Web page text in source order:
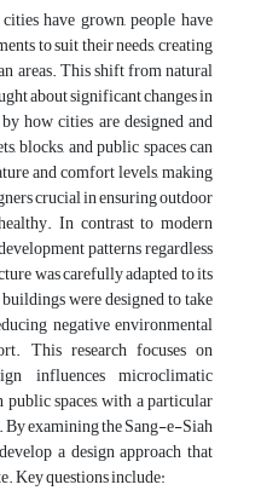
have grown, people have
to suit their needs, creating
areas. This shift from natural
about significant changes in
how cities are designed and
blocks, and public spaces can
and comfort levels, making
crucial in ensuring outdoor
In contrast to modern
patterns regardless
was carefully adapted to its
were designed to take
negative environmental
This research focuses on
influences microclimatic
spaces, with a particular
examining the Sang-e-Siah
a design approach that
Key questions include: